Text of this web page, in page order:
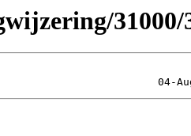
31000/